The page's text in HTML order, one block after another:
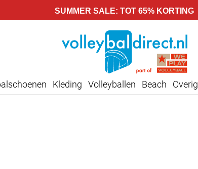
SUMMER SALE: TOT 65% KORTING
Kleding Volleyballen Beach Overig